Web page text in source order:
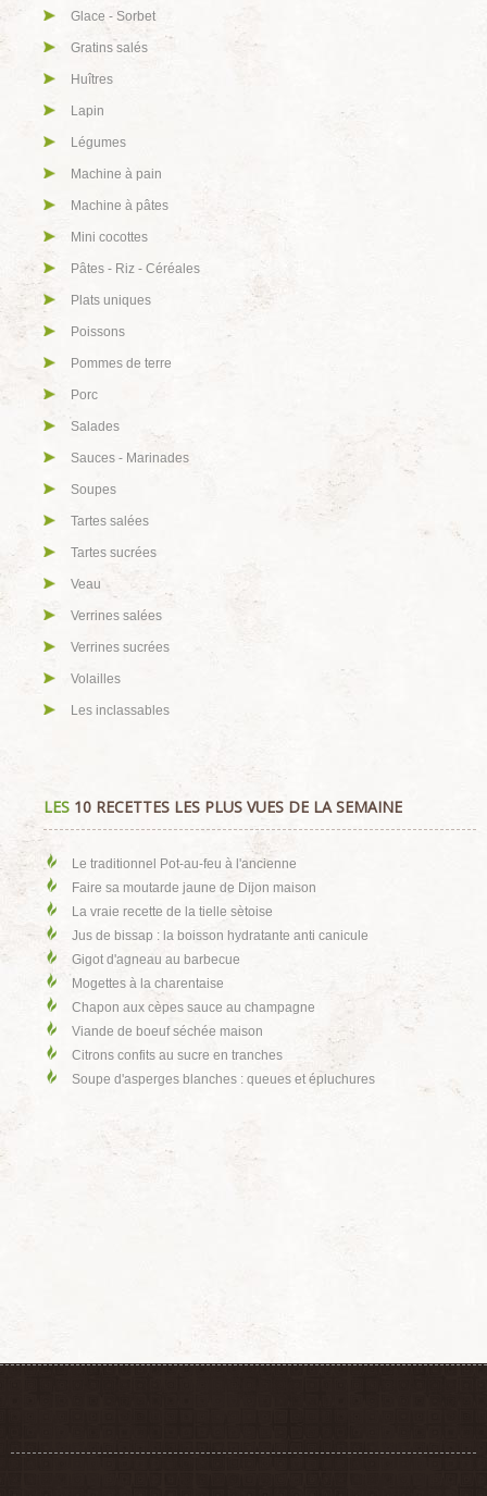
Glace - Sorbet
Gratins salés
Huîtres
Lapin
Légumes
Machine à pain
Machine à pâtes
Mini cocottes
Pâtes - Riz - Céréales
Plats uniques
Poissons
Pommes de terre
Porc
Salades
Sauces - Marinades
Soupes
Tartes salées
Tartes sucrées
Veau
Verrines salées
Verrines sucrées
Volailles
Les inclassables
LES 10 RECETTES LES PLUS VUES DE LA SEMAINE
Le traditionnel Pot-au-feu à l'ancienne
Faire sa moutarde jaune de Dijon maison
La vraie recette de la tielle sètoise
Jus de bissap : la boisson hydratante anti canicule
Gigot d'agneau au barbecue
Mogettes à la charentaise
Chapon aux cèpes sauce au champagne
Viande de boeuf séchée maison
Citrons confits au sucre en tranches
Soupe d'asperges blanches : queues et épluchures